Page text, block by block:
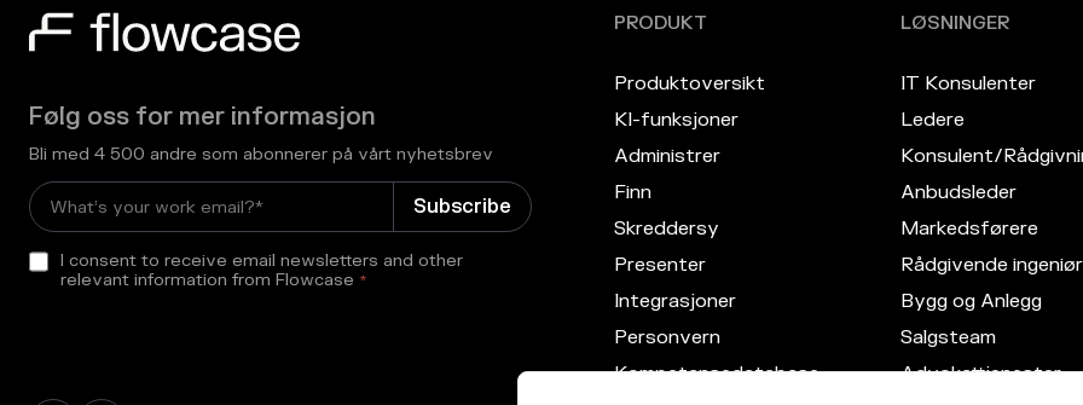
Følg oss for mer informasjon
Bli med 4 500 andre som abonnerer på vårt nyhetsbrev
I consent to receive email newsletters and other
relevant information from Flowcase *
PRODUKT
Produktoversikt
KI-funksjoner
Administrer
Finn
Skreddersy
Presenter
Integrasjoner
Personvern
Kompetansedatabase
LØSNINGER
IT Konsulenter
Ledere
Konsulent/
Anbudsleder
Markedsførere
Rådgivende ingeniør
Bygg og Anlegg
Salgsteam
Advokattjenester